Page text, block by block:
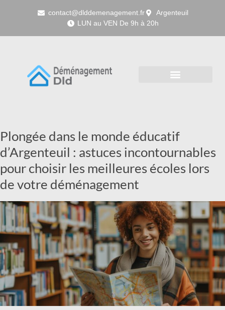
contact@dlddemenagement.fr
Argenteuil
LUN au VEN De 9h à 20h
Plongée dans le monde éducatif
d’Argenteuil : astuces incontournables
pour choisir les meilleures écoles lors
de votre déménagement